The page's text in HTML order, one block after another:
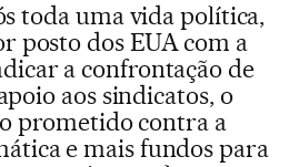
toda uma vida política,
posto dos EUA com a
a confrontação de
aos sindicatos, o
prometido contra a
e mais fundos para